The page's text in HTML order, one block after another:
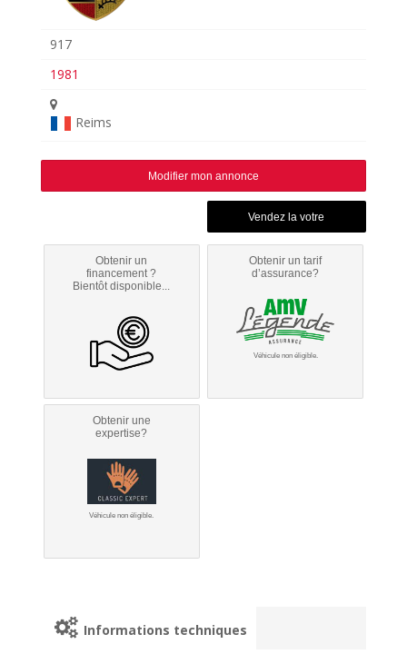
917
1981
Reims
Modifier mon annonce
Obtenir un
financement ?
Bientôt disponible...
Obtenir un tarif
d’assurance?
Véhicule non éligible.
Obtenir une
expertise?
Véhicule non éligible.
Informations techniques